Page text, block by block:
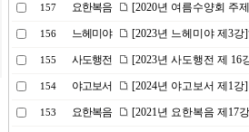
157 요한복음 [2020년 여름수양회 주
156 느헤미야 [2023년 느헤미야 제3
155 사도행전 [2023년 사도행전 제 16
154 야고보서 [2024년 야고보서 제1
153 요한복음 [2021년 요한복음 제17